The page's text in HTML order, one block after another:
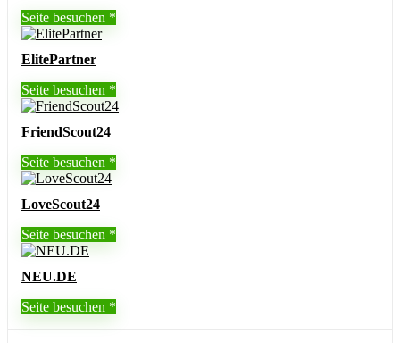
Seite besuchen
ElitePartner
Seite besuchen
FriendScout24
Seite besuchen
LoveScout24
Seite besuchen
NEU.DE
Seite besuchen